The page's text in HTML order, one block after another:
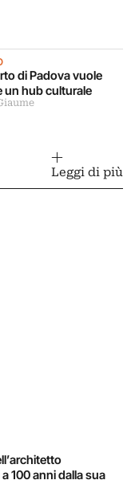
di Padova vuole
un hub culturale
Leggi di più
100 anni dalla sua